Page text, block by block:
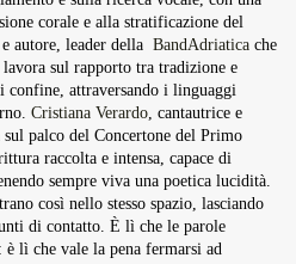
corale e alla stratificazione del
autore, leader della BandAdriatica che
lavora sul rapporto tra tradizione e
confine, attraversando i linguaggi
Cristiana Verardo, cantautrice e
sul palco del Concertone del Primo
raccolta e intensa, capace di
sempre viva una poetica lucidità.
così nello stesso spazio, lasciando
di contatto. È lì che le parole
è lì che vale la pena fermarsi ad